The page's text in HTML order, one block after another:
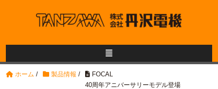
ホーム / 製品情報 /
FOCAL
40周年アニバーサリーモデル登場